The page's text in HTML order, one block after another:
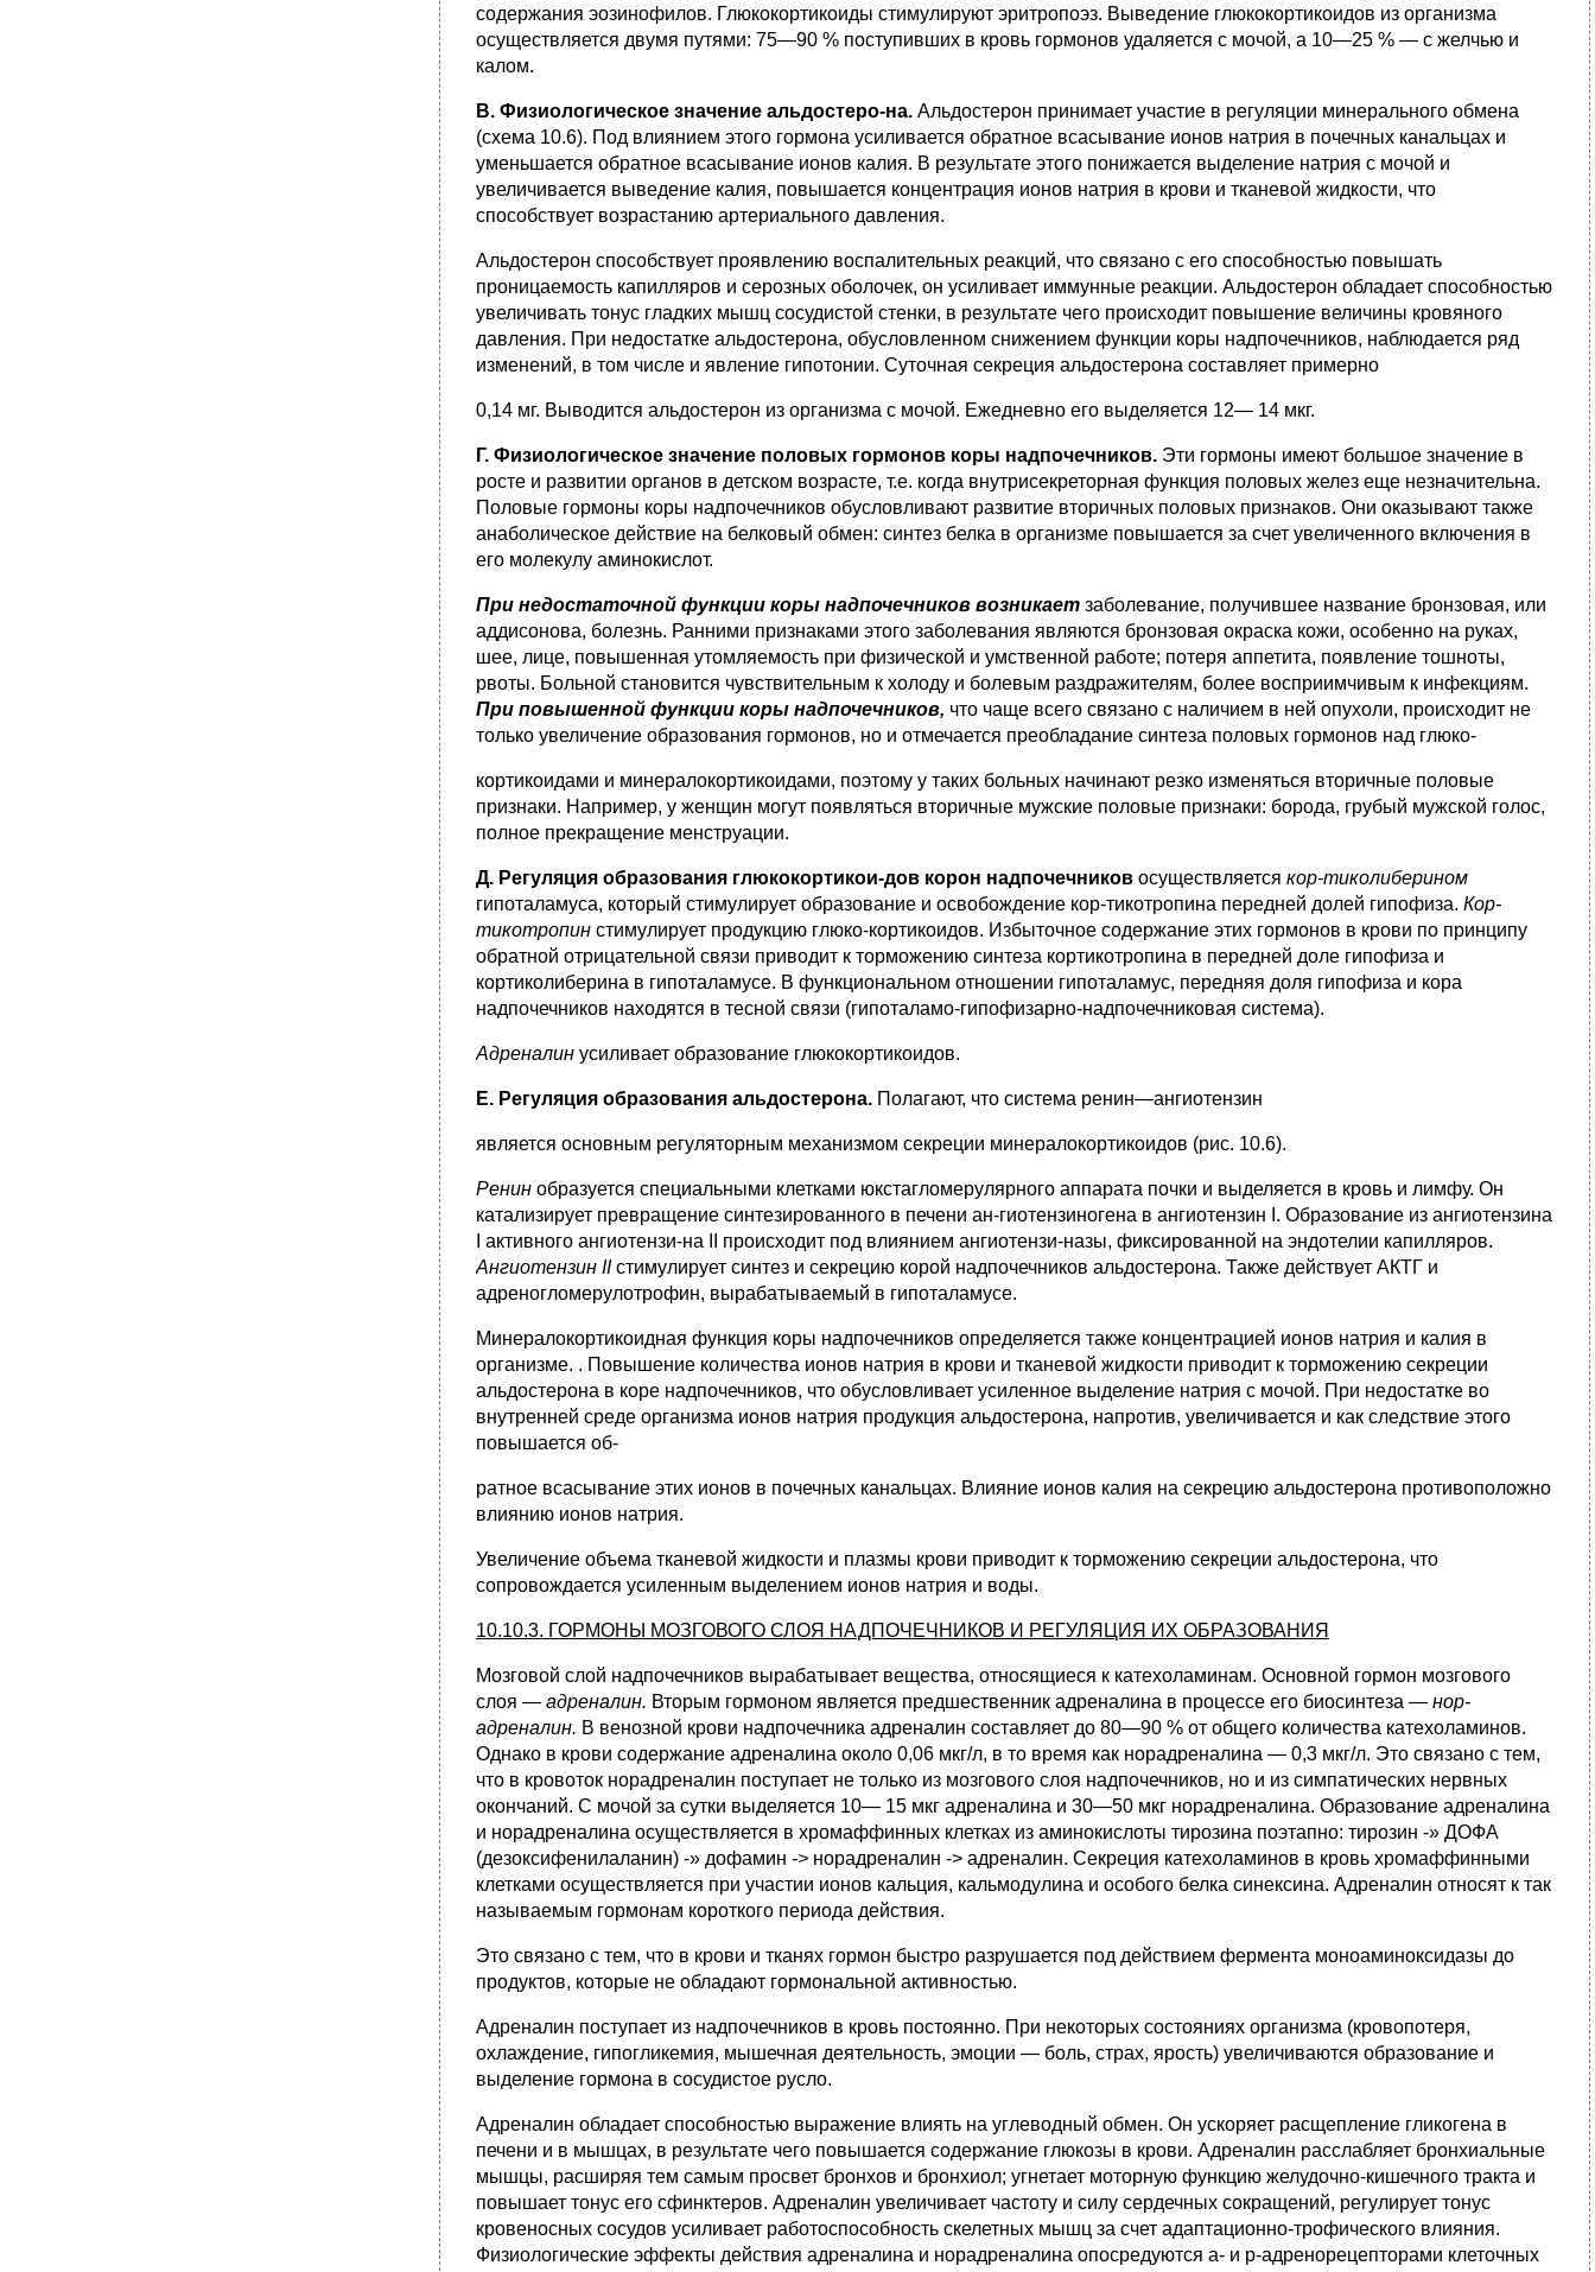
содержания эозинофилов. Глюкокортикоиды стимулируют эритропоэз. Выведение глюкокортикоидов из организма
осуществляется двумя путями: 75—90 % поступивших в кровь гормонов удаляется с мочой, а 10—25 % — с желчью и
калом.
В. Физиологическое значение альдостеро-на. Альдостерон принимает участие в регуля­ции минерального обмена
(схема 10.6). Под влиянием этого гормона усиливается обрат­ное всасывание ионов натрия в почечных ка­нальцах и
уменьшается обратное всасывание ионов калия. В результате этого понижается выделение натрия с мочой и
увеличивается выведение калия, повышается концентрация ионов натрия в крови и тканевой жидкости, что
способствует возрастанию артериального давления.
Альдостерон способствует проявлению воспалительных реакций, что связано с его способностью повышать
проницаемость ка­пилляров и серозных оболочек, он усиливает иммунные реакции. Альдостерон обладает способностью
увеличивать тонус гладких мышц сосудистой стенки, в результате чего происходит повышение величины кровяного
давления. При недостатке альдостерона, обу­словленном снижением функции коры над­почечников, наблюдается ряд
изменений, в том числе и явление гипотонии. Суточная секреция альдостерона составляет примерно
0,14 мг. Выводится альдостерон из организ­ма с мочой. Ежедневно его выделяется 12— 14 мкг.
Г. Физиологическое значение половых гор­монов коры надпочечников. Эти гормоны имеют большое значение в
росте и развитии органов в детском возрасте, т.е. когда внут­рисекреторная функция половых желез еще незначительна.
Половые гормоны коры над­почечников обусловливают развитие вторич­ных половых признаков. Они оказывают также
анаболическое действие на белковый обмен: синтез белка в организме повышается за счет увеличенного включения в
его моле­кулу аминокислот.
При недостаточной функции коры надпо­чечников возникает заболевание, получившее название бронзовая, или
аддисонова, бо­лезнь. Ранними признаками этого заболева­ния являются бронзовая окраска кожи, осо­бенно на руках,
шее, лице, повышенная утомляемость при физической и умственной работе; потеря аппетита, появление тошно­ты,
рвоты. Больной становится чувствитель­ным к холоду и болевым раздражителям, более восприимчивым к инфекциям.
При по­вышенной функции коры надпочечников, что чаще всего связано с наличием в ней опухо­ли, происходит не
только увеличение образо­вания гормонов, но и отмечается преоблада­ние синтеза половых гормонов над глюко-
кортикоидами и минералокортикоидами, поэтому у таких больных начинают резко из­меняться вторичные половые
признаки. На­пример, у женщин могут появляться вторич­ные мужские половые признаки: борода, гру­бый мужской голос,
полное прекращение менструации.
Д. Регуляция образования глюкокортикои-дов корон надпочечников осуществляется кор-тиколиберином
гипоталамуса, который сти­мулирует образование и освобождение кор-тикотропина передней долей гипофиза. Кор-
тикотропин стимулирует продукцию глюко-кортикоидов. Избыточное содержание этих гормонов в крови по принципу
обратной от­рицательной связи приводит к торможению синтеза кортикотропина в передней доле ги­пофиза и
кортиколиберина в гипоталамусе. В функциональном отношении гипоталамус, передняя доля гипофиза и кора
надпочечни­ков находятся в тесной связи (гипоталамо-гипофизарно-надпочечниковая система).
Адреналин усиливает образование глюкокортикоидов.
Е. Регуляция образования альдостерона. Полагают, что система ренин—ангиотензин
является основным регуляторным механиз­мом секреции минералокортикоидов (рис. 10.6).
Ренин образуется специальными клетками юкстагломерулярного аппарата почки и вы­деляется в кровь и лимфу. Он
катализирует превращение синтезированного в печени ан-гиотензиногена в ангиотензин I. Образова­ние из ангиотензина
I активного ангиотензи-на II происходит под влиянием ангиотензи-назы, фиксированной на эндотелии капилля­ров.
Ангиотензин IIстимулирует синтез и секрецию корой надпочечников альдостеро­на. Также действует АКТГ и
адреногломерулотрофин, вырабатываемый в гипоталамусе.
Минералокортикоидная функция коры надпочечников определяется также концент­рацией ионов натрия и калия в
организме. . Повышение количества ионов натрия в крови и тканевой жидкости приводит к тор­можению секреции
альдостерона в коре над­почечников, что обусловливает усиленное выделение натрия с мочой. При недостатке во
внутренней среде организма ионов натрия продукция альдостерона, напротив, увеличи­вается и как следствие этого
повышается об-
ратное всасывание этих ионов в почечных канальцах. Влияние ионов калия на секре­цию альдостерона противоположно
влиянию ионов натрия.
Увеличение объема тканевой жидкости и плазмы крови приводит к торможению сек­реции альдостерона, что
сопровождается уси­ленным выделением ионов натрия и воды.
10.10.3. ГОРМОНЫ МОЗГОВОГО СЛОЯ НАДПОЧЕЧНИКОВ И РЕГУЛЯЦИЯ ИХ ОБРАЗОВАНИЯ
Мозговой слой надпочечников вырабатывает вещества, относящиеся к катехоламинам. Ос­новной гормон мозгового
слоя — адреналин. Вторым гормоном является предшественник адреналина в процессе его биосинтеза — нор-
адреналин. В венозной крови надпочечника адреналин составляет до 80—90 % от общего количества катехоламинов.
Однако в крови содержание адреналина около 0,06 мкг/л, в то время как норадреналина — 0,3 мкг/л. Это связано с тем,
что в кровоток норадреналин поступает не только из мозгового слоя над­почечников, но и из симпатических нервных
окончаний. С мочой за сутки выделяется 10— 15 мкг адреналина и 30—50 мкг норадренали­на. Образование адреналина
и норадренали­на осуществляется в хромаффинных клетках из аминокислоты тирозина поэтапно: тиро­зин -» ДОФА
(дезоксифенилаланин) -» дофа­мин -> норадреналин -> адреналин. Секреция катехоламинов в кровь хромаффинными
клетками осуществляется при участии ионов кальция, кальмодулина и особого белка синексина. Адреналин относят к так
называе­мым гормонам короткого периода действия.
Это связано с тем, что в крови и тканях гор­мон быстро разрушается под действием фер­мента моноаминоксидазы до
продуктов, ко­торые не обладают гормональной активнос­тью.
Адреналин поступает из надпочечников в кровь постоянно. При некоторых состояниях организма (кровопотеря,
охлаждение, гипо­гликемия, мышечная деятельность, эмоции — боль, страх, ярость) увеличиваются образова­ние и
выделение гормона в сосудистое русло.
Адреналин обладает способностью выра­жение влиять на углеводный обмен. Он уско­ряет расщепление гликогена в
печени и в мышцах, в результате чего повышается со­держание глюкозы в крови. Адреналин рас­слабляет бронхиальные
мышцы, расширяя тем самым просвет бронхов и бронхиол; уг­нетает моторную функцию желудочно-ки­шечного тракта и
повышает тонус его сфинк­теров. Адреналин увеличивает частоту и силу сердечных сокращений, регулирует тонус
кровеносных сосудов усиливает работоспо­собность скелетных мышц за счет адаптаци­онно-трофического влияния.
Физиологичес­кие эффекты действия адреналина и норад­реналина опосредуются а- и р-адренорецепторами клеточных